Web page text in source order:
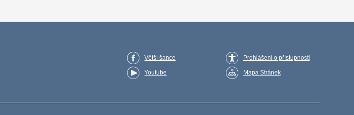
Větší šance
Youtube
Prohlášení o přístupnosti
Mapa Stránek